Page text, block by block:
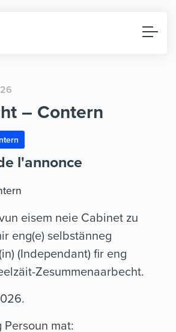
– Contern
l'annonce
eisem neie Cabinet zu
eng(e) selbstänneg
(Independant) fir eng
Zesummenaarbecht.
mat: